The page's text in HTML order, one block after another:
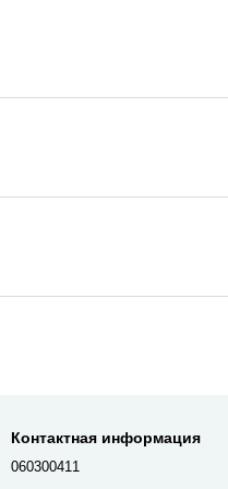
Контактная информация
060300411